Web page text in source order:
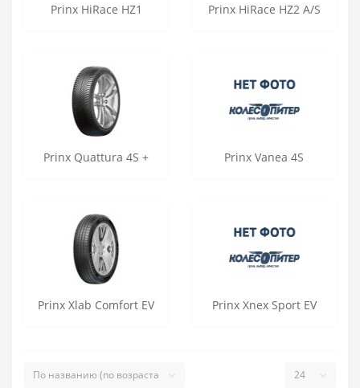
Prinx HiRace HZ1 Prinx HiRace HZ2 A/S
Prinx Quattura 4S + Prinx Vanea 4S
Prinx Xlab Comfort EV Prinx Xnex Sport EV